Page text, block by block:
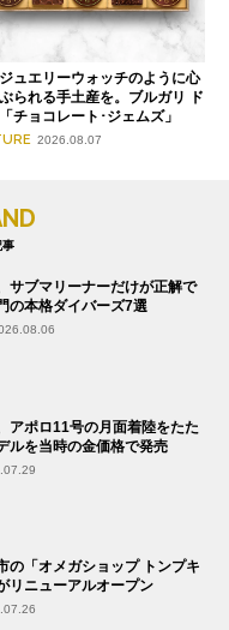
ュエリーウォッチのように心
られる手土産を。ブルガリ ド
チョコレート･ジェムズ」
2026.08.07
事
サブマリーナーだけが正解で
の本格ダイバーズ7選
アポロ11号の月面着陸をたた
ルを当時の金価格で発売
の「オメガショップ トンプキ
リニューアルオープン